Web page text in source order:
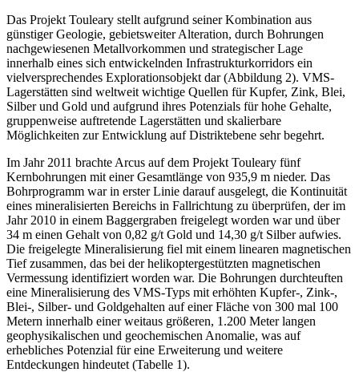
Das Projekt Touleary stellt aufgrund seiner Kombination aus
günstiger Geologie, gebietsweiter Alteration, durch Bohrungen
nachgewiesenen Metallvorkommen und strategischer Lage
innerhalb eines sich entwickelnden Infrastrukturkorridors ein
vielversprechendes Explorationsobjekt dar (Abbildung 2). VMS-
Lagerstätten sind weltweit wichtige Quellen für Kupfer, Zink, Blei,
Silber und Gold und aufgrund ihres Potenzials für hohe Gehalte,
gruppenweise auftretende Lagerstätten und skalierbare
Möglichkeiten zur Entwicklung auf Distriktebene sehr begehrt.
Im Jahr 2011 brachte Arcus auf dem Projekt Touleary fünf
Kernbohrungen mit einer Gesamtlänge von 935,9 m nieder. Das
Bohrprogramm war in erster Linie darauf ausgelegt, die Kontinuität
eines mineralisierten Bereichs in Fallrichtung zu überprüfen, der im
Jahr 2010 in einem Baggergraben freigelegt worden war und über
34 m einen Gehalt von 0,82 g/t Gold und 14,30 g/t Silber aufwies.
Die freigelegte Mineralisierung fiel mit einem linearen magnetischen
Tief zusammen, das bei der helikoptergestützten magnetischen
Vermessung identifiziert worden war. Die Bohrungen durchteuften
eine Mineralisierung des VMS-Typs mit erhöhten Kupfer-, Zink-,
Blei-, Silber- und Goldgehalten auf einer Fläche von 300 mal 100
Metern innerhalb einer weitaus größeren, 1.200 Meter langen
geophysikalischen und geochemischen Anomalie, was auf
erhebliches Potenzial für eine Erweiterung und weitere
Entdeckungen hindeutet (Tabelle 1).